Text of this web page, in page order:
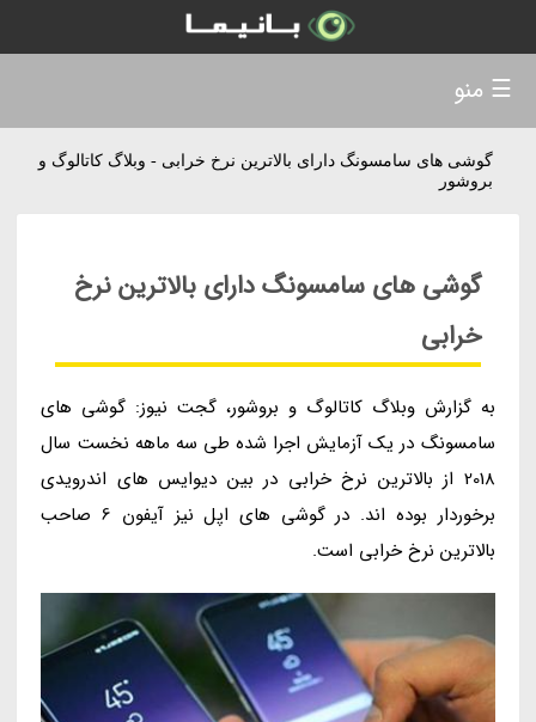
گوشی های سامسونگ دارای بالاترین نرخ خرابی - وبلاگ کاتالوگ و
بروشور
گوشی های سامسونگ دارای بالاترین نرخ
خرابی
به گزارش وبلاگ کاتالوگ و بروشور، گجت نیوز: گوشی های
سامسونگ در یک آزمایش اجرا شده طی سه ماهه نخست سال
2018 از بالاترین نرخ خرابی در بین دیوایس های اندرویدی
برخوردار بوده اند. در گوشی های اپل نیز آیفون 6 صاحب
بالاترین نرخ خرابی است.
☰ منو